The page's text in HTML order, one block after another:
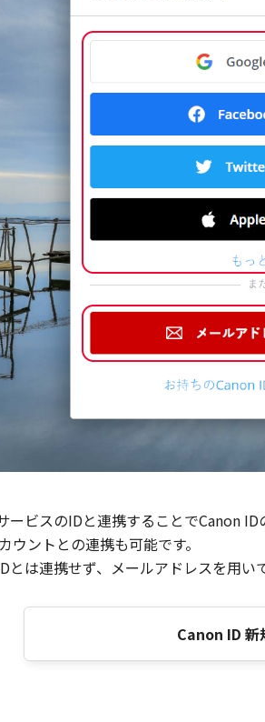
ビスのIDと連携することでCanon ID
ウントとの連携も可能です。
は連携せず、メールアドレスを用い
Canon ID 新